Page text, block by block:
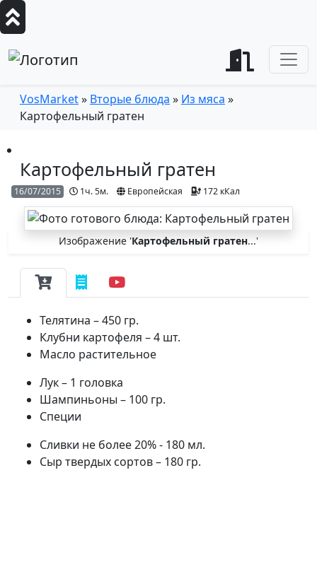
VosMarket» Вторые блюда » Из мяса »
Картофельный гратен
Картофельный гратен
16/07/2015 1ч. 5м. Европейская 172 кКал
Изображение 'Картофельный гратен...'
Телятина – 450 гр.
Клубни картофеля – 4 шт.
Масло растительное
Лук – 1 головка
Шампиньоны – 100 гр.
Специи
Сливки не более 20% - 180 мл.
Сыр твердых сортов – 180 гр.